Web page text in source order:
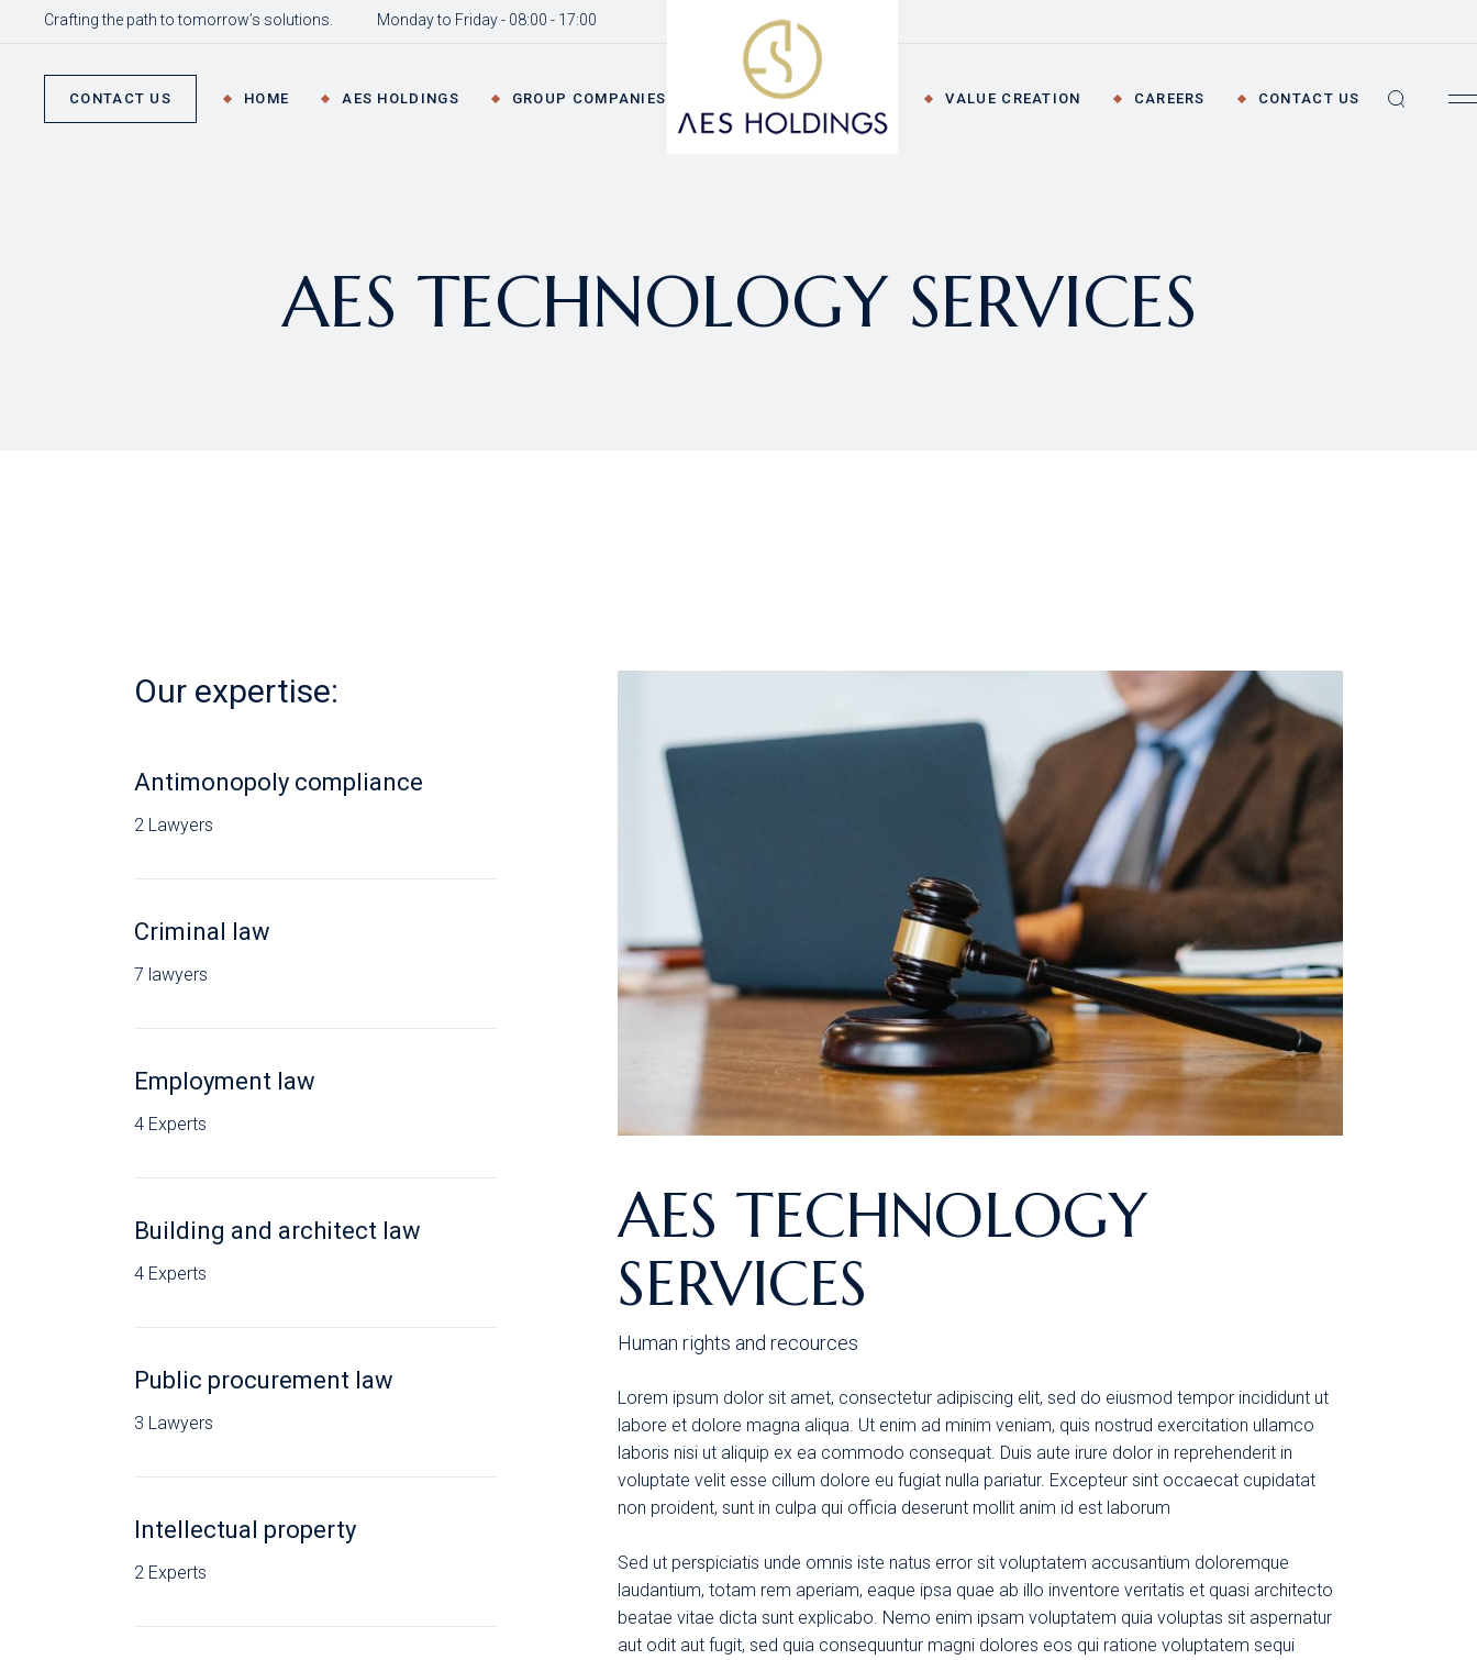
Crafting the path to tomorrow’s solutions. Monday to Friday - 08:00 - 17:00
CONTACT US HOME AES HOLDINGS
Growth
Corporate
Governance
GROUP COMPANIES
AREX Development
AES Commerce
VALUE CREATION
Digital
Transformation
CAREERS
AES Academy
CONTACT US
Innovation and
AES Technology
AREX Development
Digital
Life at AES
AES TECHNOLOGY SERVICES
AES TECHNOLOGY
SERVICES
Human rights and recources
Lorem ipsum dolor sit amet, consectetur adipiscing elit, sed do eiusmod tempor incididunt ut
labore et dolore magna aliqua. Ut enim ad minim veniam, quis nostrud exercitation ullamco
laboris nisi ut aliquip ex ea commodo consequat. Duis aute irure dolor in reprehenderit in
voluptate velit esse cillum dolore eu fugiat nulla pariatur. Excepteur sint occaecat cupidatat
non proident, sunt in culpa qui officia deserunt mollit anim id est laborum
Sed ut perspiciatis unde omnis iste natus error sit voluptatem accusantium doloremque
laudantium, totam rem aperiam, eaque ipsa quae ab illo inventore veritatis et quasi architecto
beatae vitae dicta sunt explicabo. Nemo enim ipsam voluptatem quia voluptas sit aspernatur
aut odit aut fugit, sed quia consequuntur magni dolores eos qui ratione voluptatem sequi
Our expertise:
Antimonopoly compliance
2 Lawyers
Criminal law
7 lawyers
Employment law
4 Experts
Building and architect law
4 Experts
Public procurement law
3 Lawyers
Intellectual property
2 Experts